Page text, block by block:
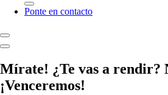
Ponte en contacto
Mírate! ¿Te vas a rendir?
¡Venceremos!